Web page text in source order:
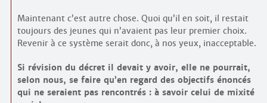
Maintenant c’est autre chose. Quoi qu’il en soit, il restait
toujours des jeunes qui n’avaient pas leur premier choix.
Revenir à ce système serait donc, à nos yeux, inacceptable.
Si révision du décret il devait y avoir, elle ne pourrait,
selon nous, se faire qu’en regard des objectifs énoncés
qui ne seraient pas rencontrés : à savoir celui de mixité